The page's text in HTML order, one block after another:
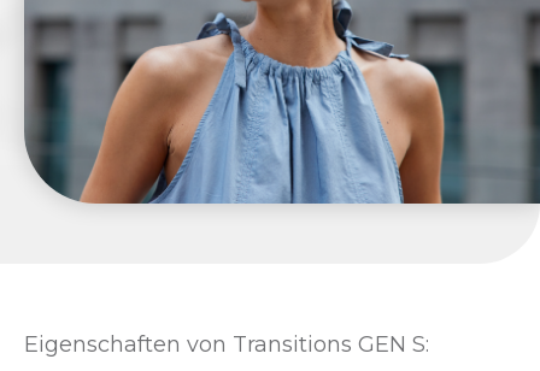
Eigenschaften von Transitions GEN S: